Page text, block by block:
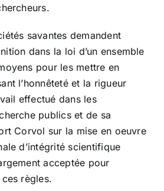
savantes demandent
dans la loi d’un ensemble
pour les mettre en
l’honnêteté et la rigueur
effectué dans les
publics et de sa
Corvol sur la mise en oeuvre
d’intégrité scientifique
acceptée pour
ces règles.